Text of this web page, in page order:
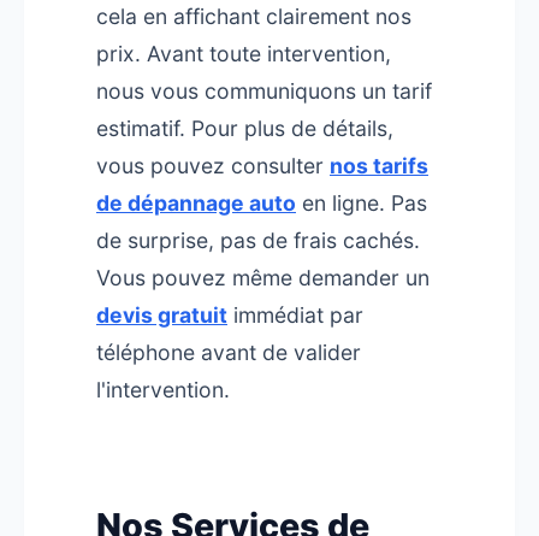
cela en affichant clairement nos
prix. Avant toute intervention,
nous vous communiquons un tarif
estimatif. Pour plus de détails,
vous pouvez consulter nos tarifs
de dépannage auto en ligne. Pas
de surprise, pas de frais cachés.
Vous pouvez même demander un
devis gratuit immédiat par
téléphone avant de valider
l'intervention.
Nos Services de